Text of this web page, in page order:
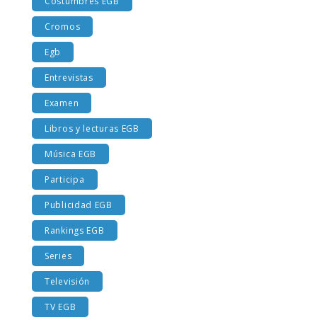
Costumbres EGB
Cromos
Egb
Entrevistas
Examen
Libros y lecturas EGB
Música EGB
Participa
Publicidad EGB
Rankings EGB
Series
Televisión
TV EGB